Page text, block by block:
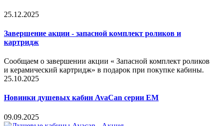
25.12.2025
Завершение акции - запасной комплект роликов и
картридж
Сообщаем о завершении акции « Запасной комплект роликов
и керамический картридж» в подарок при покупке кабины.
25.10.2025
Новинки душевых кабин AvaCan серии EM
09.09.2025